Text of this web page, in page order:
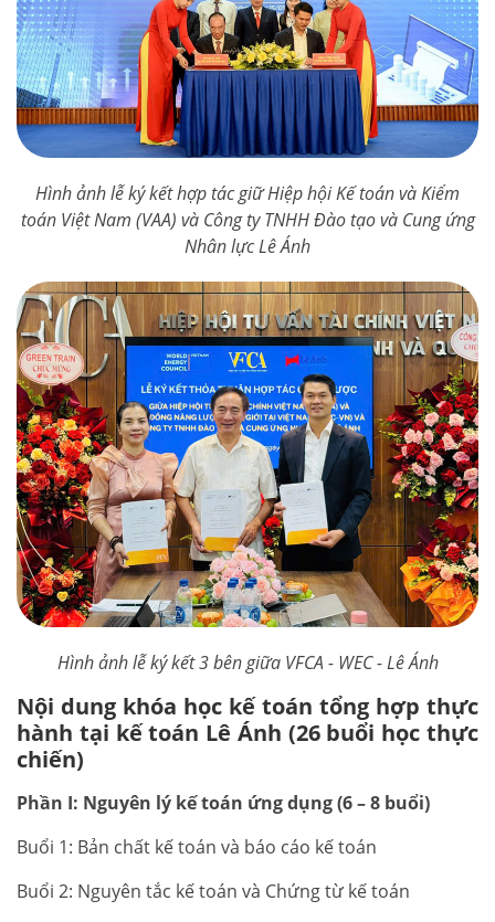
Hình ảnh lễ ký kết hợp tác giữ Hiệp hội Kế toán và Kiểm
toán Việt Nam (VAA) và Công ty TNHH Đào tạo và Cung ứng
Nhân lực Lê Ánh
Hình ảnh lễ ký kết 3 bên giữa VFCA - WEC - Lê Ánh
Nội dung khóa học kế toán tổng hợp thực
hành tại kế toán Lê Ánh (26 buổi học thực
chiến)
Phần I: Nguyên lý kế toán ứng dụng (6 – 8 buổi)
Buổi 1: Bản chất kế toán và báo cáo kế toán
Buổi 2: Nguyên tắc kế toán và Chứng từ kế toán